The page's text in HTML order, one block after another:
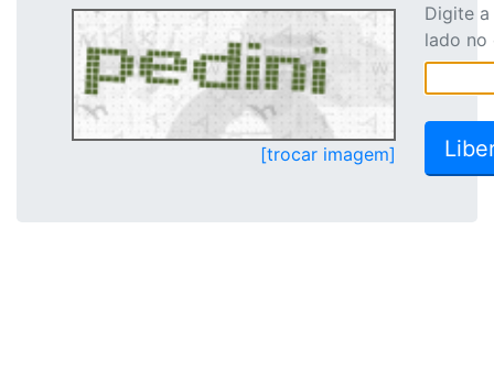
[trocar imagem]
Digite
lado no